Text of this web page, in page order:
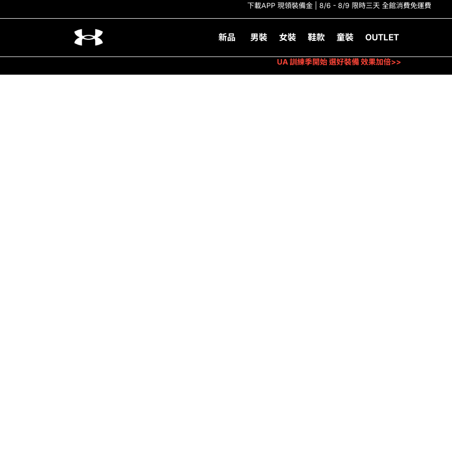
下載APP 現領裝備金 | 8/6 - 8/9 限時三天 全館消費免運費
新品 男裝 女裝 鞋款 童裝 OUTLET
UA 訓練季開始 選好裝備 效果加倍>>